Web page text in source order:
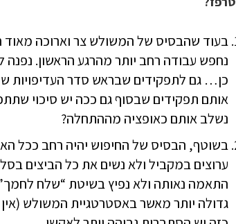
בעוד שהבסיס של המשולש צר וארוכה
נחפש עבודה רחב יותר מהרגע הראשון. נפנה
כן… גם לתפקידים שבראש סדר העדיפויות
אותם תפקידים שבסוף גם ככה יש סיכוי
נשלב אותם כאופציה מההתחלה?
בשוטף, הבסיס של החיפוש יהיה רחב ככל
ערוצים במקביל ולא נשים את כל הביצים
התאמה נאותה ולא נפיץ בשיטת “שלח
גדולה יותר מאשר באסטרטגיית המשולש